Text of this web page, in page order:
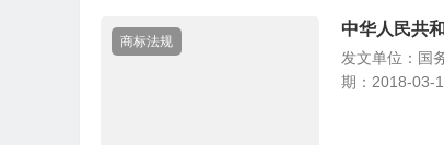
商标法规
中华人民共
发文单位：国
期：2018-03-